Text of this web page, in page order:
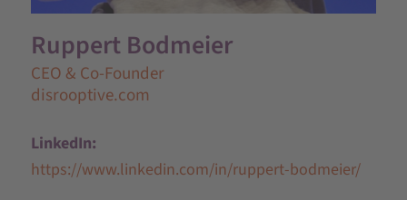
Ruppert Bodmeier
CEO & Co-Founder
disrooptive.com
LinkedIn:
https://www.linkedin.com/in/ruppert-bodmeier/